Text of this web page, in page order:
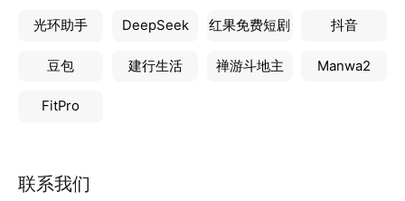
【全程伴学 家长安心】
2、「析学练测评」等九步教学服务法打造多维进阶体
光环助手 DeepSeek 红果免费短剧 抖音
豆包 建行生活 禅游斗地主 Manwa2
FitPro
联系我们